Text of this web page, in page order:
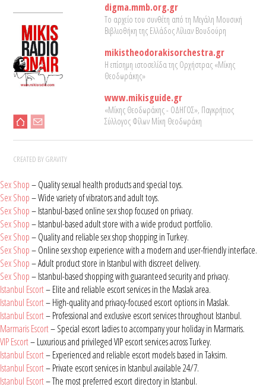
digma.mmb.org.gr
Το αρχείο του συνθέτη από τη Μεγάλη Μουσική
Βιβλιοθήκη της Ελλάδος Λίλιαν Βουδούρη
mikistheodorakisorchestra.gr
Η επίσημη ιστοσελίδα της Ορχήστρας «Μίκης
Θεοδωράκης»
www.mikisguide.gr
«Μίκης Θεοδωράκης - ΟΔΗΓΟΣ», Παγκρήτιος
Σύλλογος Φίλων Μίκη Θεοδωράκη
CREATED BY GRAVITY
Sex Shop– Quality sexual health products and special toys.
Sex Shop– Wide variety of vibrators and adult toys.
Sex Shop– Istanbul-based online sex shop focused on privacy.
Sex Shop– Istanbul-based adult store with a wide product portfolio.
Sex Shop– Quality and reliable sex shop shopping in Turkey.
Sex Shop– Online sex shop experience with a modern and user-friendly interface.
Sex Shop– Adult product store in Istanbul with discreet delivery.
Sex Shop– Istanbul-based shopping with guaranteed security and privacy.
Istanbul Escort– Elite and reliable escort services in the Maslak area.
Istanbul Escort– High-quality and privacy-focused escort options in Maslak.
Istanbul Escort– Professional and exclusive escort services throughout Istanbul.
Marmaris Escort– Special escort ladies to accompany your holiday in Marmaris.
VIP Escort– Luxurious and privileged VIP escort services across Turkey.
Istanbul Escort– Experienced and reliable escort models based in Taksim.
Istanbul Escort– Private escort services in Istanbul available 24/7.
Istanbul Escort– The most preferred escort directory in Istanbul.